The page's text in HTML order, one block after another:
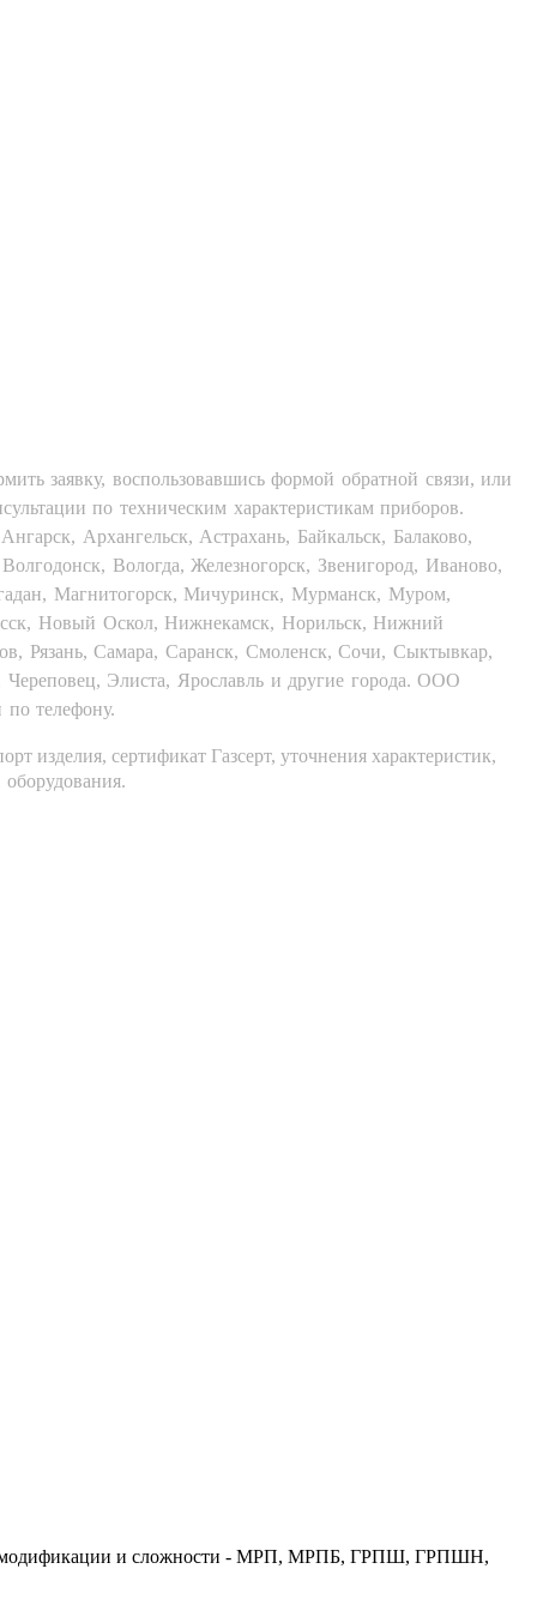
заявку, воспользовавшись формой обратной связи, или
по техническим характеристикам приборов.
Архангельск, Астрахань, Байкальск, Балаково,
Вологда, Железногорск, Звенигород, Иваново,
Магнитогорск, Мичуринск, Мурманск, Муром,
Новый Оскол, Нижнекамск, Норильск, Нижний
Рязань, Самара, Саранск, Смоленск, Сочи, Сыктывкар,
Элиста, Ярославль и другие города. ООО
по телефону.
изделия, сертификат Газсерт, уточнения характеристик,
модификации и сложности - МРП, МРПБ, ГРПШ, ГРПШН,